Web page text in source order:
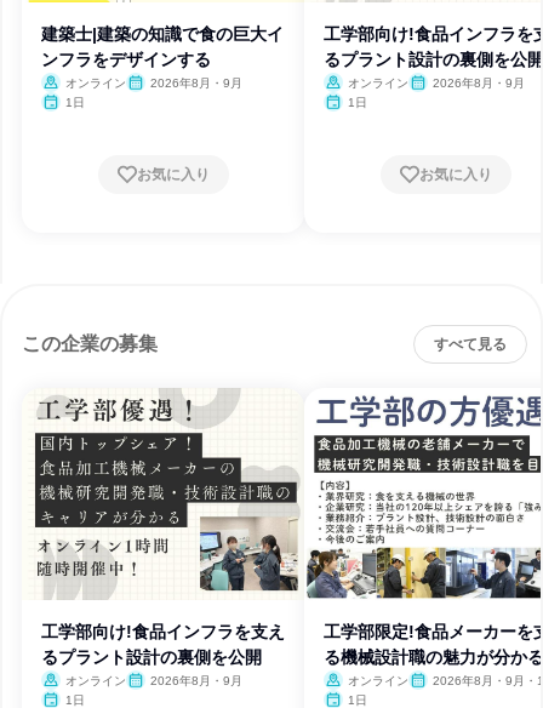
建築士|建築の知識で食の巨大イ
ンフラをデザインする
オンライン
2026年8月・9月
1日
お気に入り
工学部向け!食品インフラを
るプラント設計の裏側を公開
オンライン
2026年8月・9月
1日
お気に入り
この企業の募集 すべて見る
工学部向け!食品インフラを支え
るプラント設計の裏側を公開
オンライン
2026年8月・9月
1日
工学部限定!食品メーカーを
る機械設計職の魅力が分か
オンライン
2026年8月・9月・
1日